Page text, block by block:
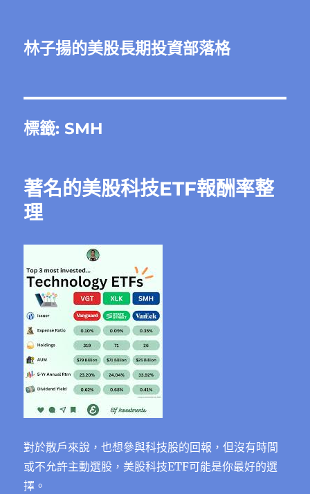
林子揚的美股長期投資部落格
標籤: SMH
著名的美股科技ETF報酬率整
理
對於散戶來說，也想參與科技股的回報，但沒有時間
或不允許主動選股，美股科技ETF可能是你最好的選
擇。